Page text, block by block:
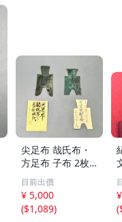
尖足布 哉氏布・
方足布 子布 2枚
セット 中国戦国
古銭 布幣 古銭 貨
布 貨幣
目前出價
¥ 5,000
($1,089)
(